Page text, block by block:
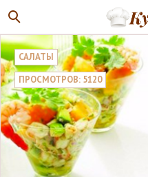
САЛАТЫ
ПРОСМОТРОВ: 5120